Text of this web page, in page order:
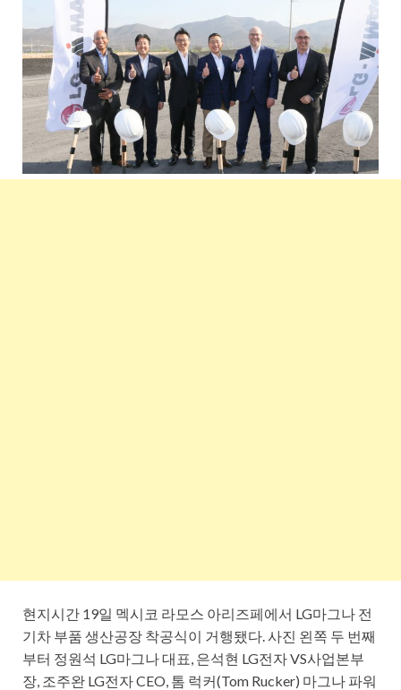
현지시간 19일 멕시코 라모스 아리즈페에서 LG마그나 전
기차 부품 생산공장 착공식이 거행됐다. 사진 왼쪽 두 번째
부터 정원석 LG마그나 대표, 은석현 LG전자 VS사업본부
장, 조주완 LG전자 CEO, 톰 럭커(Tom Rucker) 마그나 파워